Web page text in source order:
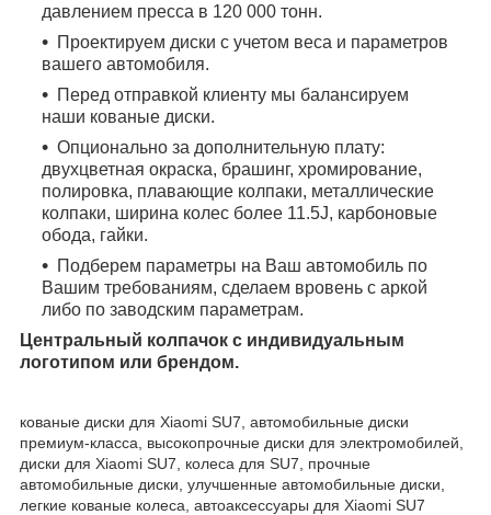
давлением пресса в 120 000 тонн.
Проектируем диски с учетом веса и параметров
вашего автомобиля.
Перед отправкой клиенту мы балансируем
наши кованые диски.
Опционально за дополнительную плату:
двухцветная окраска, брашинг, хромирование,
полировка, плавающие колпаки, металлические
колпаки, ширина колес более 11.5J, карбоновые
обода, гайки.
Подберем параметры на Ваш автомобиль по
Вашим требованиям, сделаем вровень с аркой
либо по заводским параметрам.
Центральный колпачок с индивидуальным
логотипом или брендом.
кованые диски для Xiaomi SU7, автомобильные диски
премиум-класса, высокопрочные диски для электромобилей,
диски для Xiaomi SU7, колеса для SU7, прочные
автомобильные диски, улучшенные автомобильные диски,
легкие кованые колеса, автоаксессуары для Xiaomi SU7